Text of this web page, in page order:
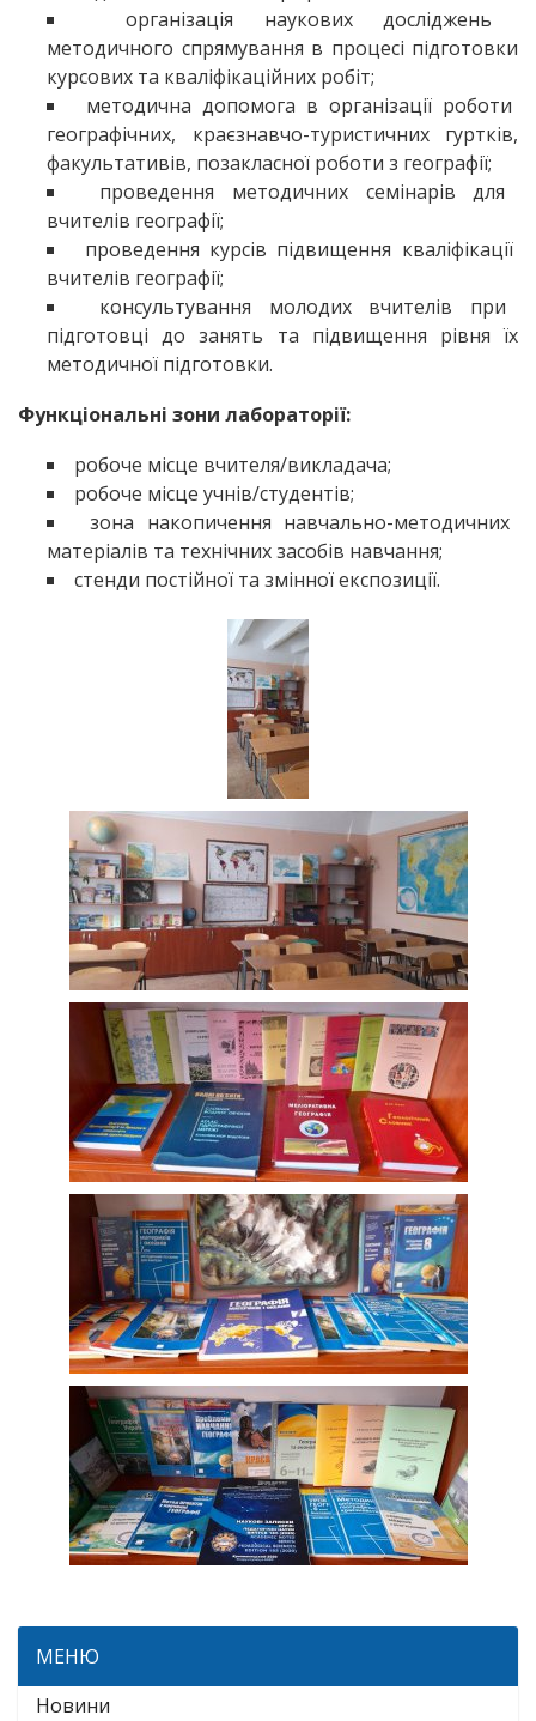
організація наукових досліджень
методичного спрямування в процесі підготовки
курсових та кваліфікаційних робіт;
методична допомога в організації роботи
географічних, краєзнавчо-туристичних гуртків,
факультативів, позакласної роботи з географії;
проведення методичних семінарів для
вчителів географії;
проведення курсів підвищення кваліфікації
вчителів географії;
консультування молодих вчителів при
підготовці до занять та підвищення рівня їх
методичної підготовки.
Функціональні зони лабораторії:
робоче місце вчителя/викладача;
робоче місце учнів/студентів;
зона накопичення навчально-методичних
матеріалів та технічних засобів навчання;
стенди постійної та змінної експозиції.
МЕНЮ
Новини